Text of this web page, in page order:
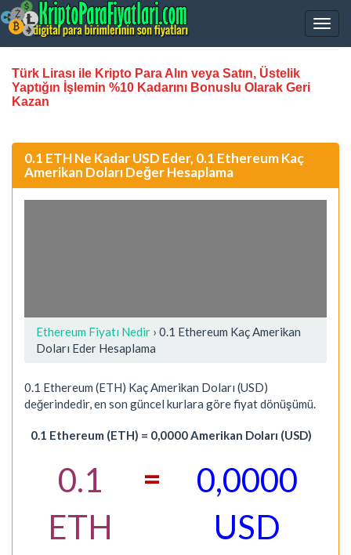
Türk Lirası ile Kripto Para Alın veya Satın, Üstelik
Yaptığın İşlemin %10 Kadarını Bonuslu Olarak Geri
Kazan
0.1 ETH Ne Kadar USD Eder, 0.1 Ethereum Kaç
Amerikan Doları Değer Hesaplama
Ethereum Fiyatı Nedir › 0.1 Ethereum Kaç Amerikan
Doları Eder Hesaplama
0.1 Ethereum (ETH) Kaç Amerikan Doları (USD)
değerindedir, en son güncel kurlara göre fiyat dönüşümü.
0.1 Ethereum (ETH) = 0,0000 Amerikan Doları (USD)
0.1
ETH
=
0,0000
USD